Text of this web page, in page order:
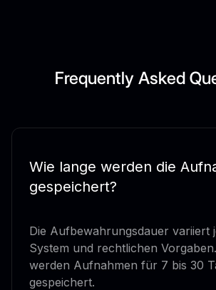
Frequently Asked
Wie lange werden die
gespeichert?
Die Aufbewahrungsdauer variiert
System und rechtlichen
werden Aufnahmen für 7 bis 30
gespeichert.